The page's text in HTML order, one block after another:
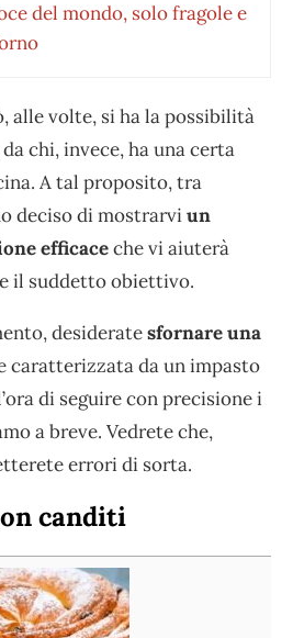
del mondo, solo fragole e
alle volte, si ha la possibilità
chi, invece, ha una certa
A tal proposito, tra
deciso di mostrarviun
efficaceche vi aiuterà
il suddetto obiettivo.
desideratesfornare una
caratterizzata da un impasto
di seguire con precisione i
a breve. Vedrete che,
errori di sorta.
canditi